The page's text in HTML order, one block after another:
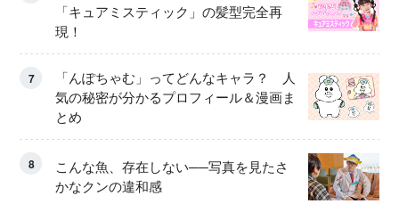
「キュアミスティック」の髪型完全再
現！
7
「んぽちゃむ」ってどんなキャラ？ 人
気の秘密が分かるプロフィール＆漫画ま
とめ
8
こんな魚、存在しない──写真を見たさ
かなクンの違和感